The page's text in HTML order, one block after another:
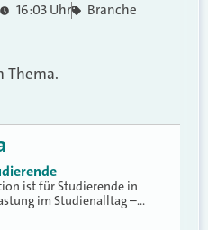
16:03 Uhr Branche
Thema.
ist für Studierende in
im Studienalltag –…